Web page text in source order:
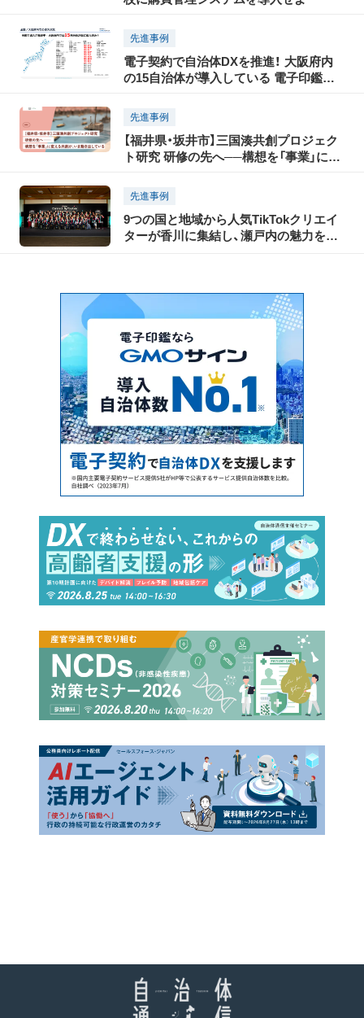
先進事例
電子契約で自治体DXを推進！ 大阪府内
の15自治体が導入している 電子印鑑
先進事例
【福井県・坂井市】三国湊共創プロジェク
ト研究 研修の先へ──構想を「事業」に変
先進事例
9つの国と地域から人気TikTokクリエイ
ターが香川に集結し、瀬戸内の魅力を
信・裏瀬戸芸プロジェクト〜」開催レポー
ト（前編）